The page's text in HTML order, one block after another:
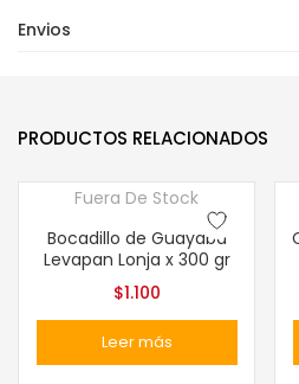
Envios
PRODUCTOS RELACIONADOS
Fuera De Stock
Bocadillo de Guayaba
Levapan Lonja x 300 gr
$1.100
Leer más